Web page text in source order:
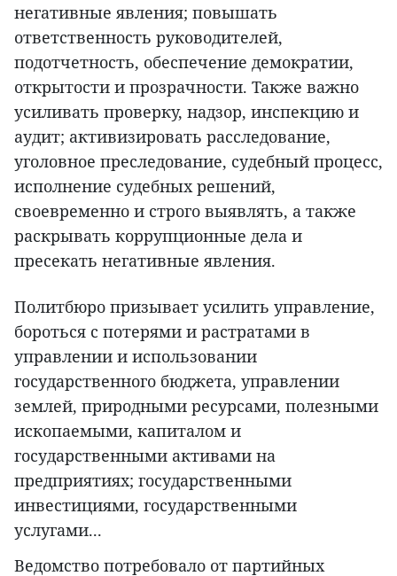
негативные явления; повышать
ответственность руководителей,
подотчетность, обеспечение демократии,
открытости и прозрачности. Также важно
усиливать проверку, надзор, инспекцию и
аудит; активизировать расследование,
уголовное преследование, судебный процесс,
исполнение судебных решений,
своевременно и строго выявлять, а также
раскрывать коррупционные дела и
пресекать негативные явления.
Политбюро призывает усилить управление,
бороться с потерями и растратами в
управлении и использовании
государственного бюджета, управлении
землей, природными ресурсами, полезными
ископаемыми, капиталом и
государственными активами на
предприятиях; государственными
инвестициями, государственными
услугами...
Ведомство потребовало от партийных